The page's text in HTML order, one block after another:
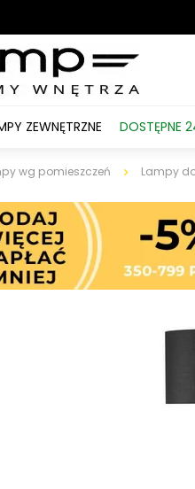
ZEWNĘTRZNE DOSTĘPNE
wg pomieszczeń Lampy